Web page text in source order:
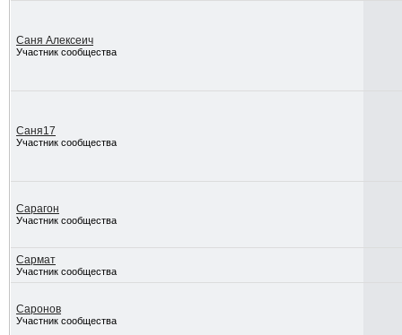
Саня Алексеич
Участник сообщества
Саня17
Участник сообщества
Сарагон
Участник сообщества
Сармат
Участник сообщества
Саронов
Участник сообщества